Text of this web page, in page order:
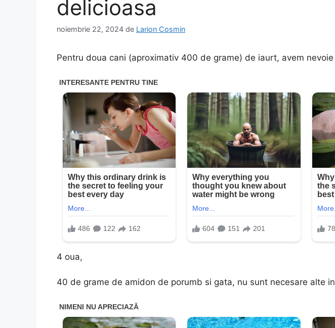
delicioasa
noiembrie 22, 2024 de Larion Cosmin
Pentru doua cani (aproximativ 400 de grame) de iaurt, avem
4 oua,
40 de grame de amidon de porumb si gata, nu sunt necesare alte